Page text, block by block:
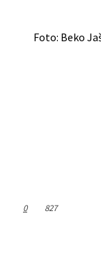
Foto: Beko
0 827